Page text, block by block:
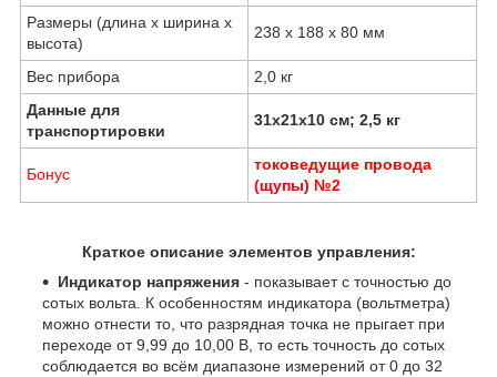
Размеры (длина х ширина х
высота)
238 х 188 х 80 мм
Вес прибора
2,0 кг
Данные для
транспортировки
31х21х10 см; 2,5 кг
Бонус
токоведущие провода
(щупы) №2
Краткое описание элементов управления:
Индикатор напряжения - показывает с точностью до
сотых вольта. К особенностям индикатора (вольтметра)
можно отнести то, что разрядная точка не прыгает при
переходе от 9,99 до 10,00 В, то есть точность до сотых
соблюдается во всём диапазоне измерений от 0 до 32